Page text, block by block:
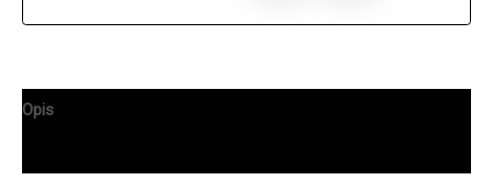
Opis